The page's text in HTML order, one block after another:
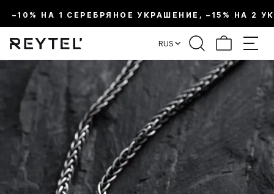
–10% НА 1 СЕРЕБРЯНОЕ УКРАШЕНИЕ, –15% НА 2
RUS